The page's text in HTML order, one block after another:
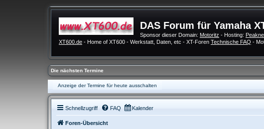
DAS Forum für Yamaha
Sponsor dieser Domain: Motoritz - Hosting:
XT600.de - Home of XT600 - Werkstatt, Daten, etc - XT-Foren Technische FAQ -
Die nächsten Termine
Anzeige der Termine für heute ausschalten
Schnellzugriff FAQ Kalender
Foren-Übersicht